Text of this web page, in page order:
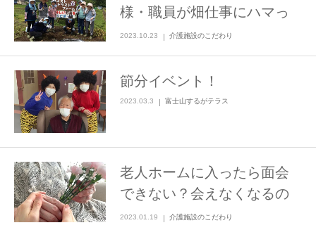
様・職員が畑仕事にハマっ
ています
2023.10.23 介護施設のこだわり
節分イベント！
2023.03.3 富士山するがテラス
老人ホームに入ったら面会
できない？会えなくなるの
ではとご不安に思われる方
2023.01.19 介護施設のこだわり